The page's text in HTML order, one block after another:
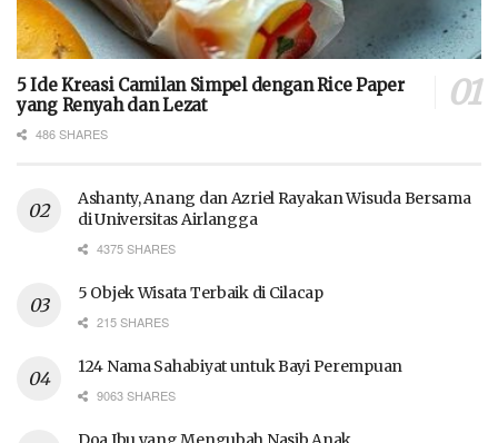
5 Ide Kreasi Camilan Simpel dengan Rice Paper
yang Renyah dan Lezat
486 SHARES
Ashanty, Anang dan Azriel Rayakan Wisuda Bersama
di Universitas Airlangga
4375 SHARES
5 Objek Wisata Terbaik di Cilacap
215 SHARES
124 Nama Sahabiyat untuk Bayi Perempuan
9063 SHARES